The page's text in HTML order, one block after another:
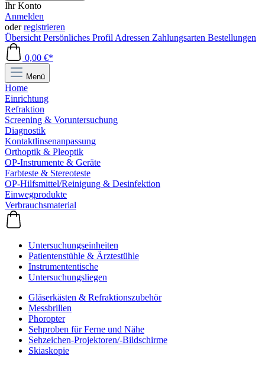
Ihr Konto
Anmelden
oderregistrieren
Übersicht Persönliches Profil Adressen Zahlungsarten Bestellungen
0,00 €*
Menü
Home
Einrichtung
Refraktion
Screening & Voruntersuchung
Diagnostik
Kontaktlinsenanpassung
Orthoptik & Pleoptik
OP-Instrumente & Geräte
Farbteste & Stereoteste
OP-Hilfsmittel/Reinigung & Desinfektion
Einwegprodukte
Verbrauchsmaterial
Untersuchungseinheiten
Patientenstühle & Ärztestühle
Instrumententische
Untersuchungsliegen
Gläserkästen & Refraktionszubehör
Messbrillen
Phoropter
Sehproben für Ferne und Nähe
Sehzeichen-Projektoren/-Bildschirme
Skiaskopie